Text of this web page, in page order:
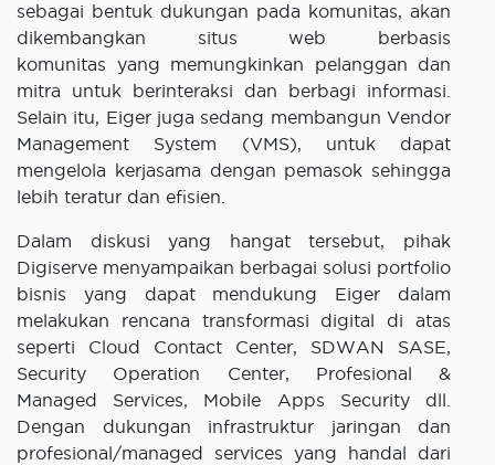
sebagai bentuk dukungan pada komunitas, akan
dikembangkan situs web berbasis
komunitas yang memungkinkan pelanggan dan
mitra untuk berinteraksi dan berbagi informasi.
Selain itu, Eiger juga sedang membangun Vendor
Management System (VMS), untuk dapat
mengelola kerjasama dengan pemasok sehingga
lebih teratur dan efisien.
Dalam diskusi yang hangat tersebut, pihak
Digiserve menyampaikan berbagai solusi portfolio
bisnis yang dapat mendukung Eiger dalam
melakukan rencana transformasi digital di atas
seperti Cloud Contact Center, SDWAN SASE,
Security Operation Center, Profesional &
Managed Services, Mobile Apps Security dll.
Dengan dukungan infrastruktur jaringan dan
profesional/managed services yang handal dari